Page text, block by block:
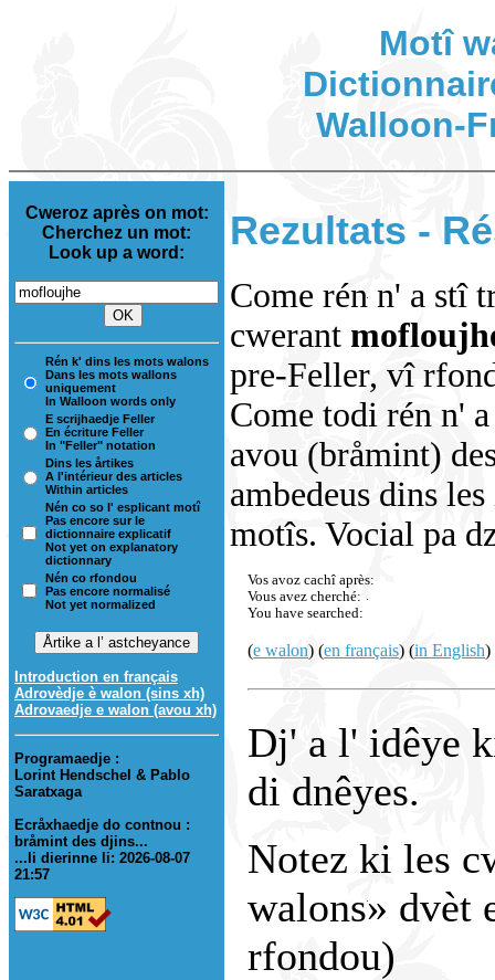
Motî
Walloon-
Cweroz après on mot:
Cherchez un mot:
Look up a word:
Rén k' dins les mots walons
Dans les mots wallons
uniquement
In Walloon words only
E scrijhaedje Feller
En écriture Feller
In "Feller" notation
Dins les årtikes
A l'intérieur des articles
Within articles
Nén co so l' esplicant motî
Pas encore sur le
dictionnaire explicatif
Not yet on explanatory
dictionnary
Nén co rfondou
Pas encore normalisé
Not yet normalized
Introduction en français
Adrovèdje è walon (sins xh)
Adrovaedje e walon (avou xh)
Programaedje :
Lorint Hendschel & Pablo
Saratxaga
Ecråxhaedje do contnou :
bråmint des djins...
...li dierinne li: 2026-08-07
21:57
Rezultats -
Come rén n' a stî
cwerant
pre-Feller, vî
Come todi rén n'
avou (bråmint)
ambedeus dins
motîs. Vocial pa
Vos avoz cachî après:
Vous avez cherché:
You have searched:
(e walon) (en français) (in English)
Dj' a l' idêye
di dnêyes.
Notez ki les
walons» dvèt
rfondou)